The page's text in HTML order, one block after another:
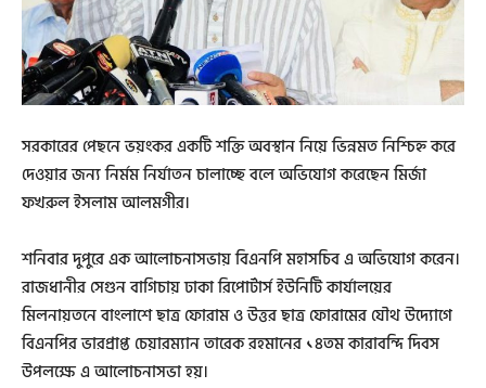
সরকারের পেছনে ভয়ংকর একটি শক্তি অবস্থান নিয়ে ভিন্নমত নিশ্চিহ্ন করে
দেওয়ার জন্য নির্মম নির্যাতন চালাচ্ছে বলে অভিযোগ করেছেন মির্জা
ফখরুল ইসলাম আলমগীর।
শনিবার দুপুরে এক আলোচনাসভায় বিএনপি মহাসচিব এ অভিযোগ করেন।
রাজধানীর সেগুন বাগিচায় ঢাকা রিপোর্টার্স ইউনিটি কার্যালয়ের
মিলনায়তনে বাংলাশে ছাত্র ফোরাম ও উত্তর ছাত্র ফোরামের যৌথ উদ্যোগে
বিএনপির ভারপ্রাপ্ত চেয়ারম্যান তারেক রহমানের ১৪তম কারাবন্দি দিবস
উপলক্ষে এ আলোচনাসভা হয়।